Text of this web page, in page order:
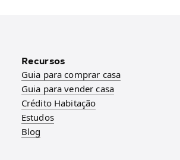
Recursos
Guia para comprar casa
Guia para vender casa
Crédito Habitação
Estudos
Blog